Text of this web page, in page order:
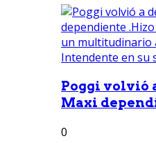
Poggi volvió
Maxi
0